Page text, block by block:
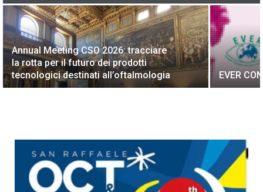
Annual Meeting CSO 2026: tracciare
la rotta per il futuro dei prodotti
tecnologici destinati all’oftalmologia
EVER